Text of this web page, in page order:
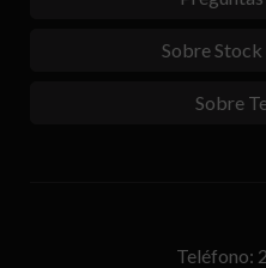
Sobre
Sobre
Teléfono: